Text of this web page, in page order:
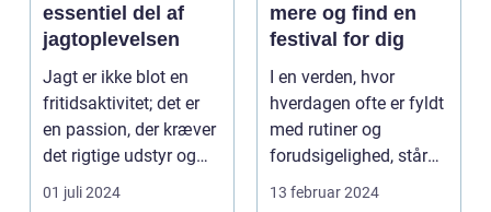
essentiel del af
jagtoplevelsen
Jagt er ikke blot en
fritidsaktivitet; det er
en passion, der kræver
det rigtige udstyr og
for...
01 juli 2024
mere og find en
festival for dig
I en verden, hvor
hverdagen ofte er fyldt
med rutiner og
forudsigelighed, står
festivaler som farver...
13 februar 2024